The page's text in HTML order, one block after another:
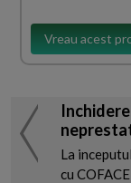
Vreau acest
La
cu